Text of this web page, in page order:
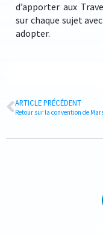
d’apporter aux
sur chaque sujet
adopter.
ARTICLE PRÉCÉDENT